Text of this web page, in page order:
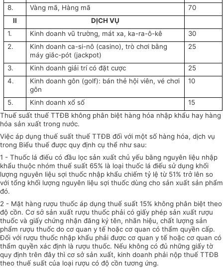
8.
Vàng mã, Hàng mã
70
II
DỊCH VỤ
1.
Kinh doanh vũ trường, mát xa, ka-ra-ô-kê
30
2.
Kinh doanh ca-si-nô (casino), trò chơi bằng
máy giắc-pót (jackpot)
25
3. Kinh doanh giải trí có đặt cược
25
4.
Kinh doanh gôn (golf): bán thẻ hội viên, vé chơi
gôn
10
5. Kinh doanh xổ số
15
Thuế suất thuế TTĐB không phân biệt hàng hóa nhập khẩu hay hàng
hóa sản xuất trong nước.
Việc áp dụng thuế suất thuế TTĐB đối với một số hàng hóa, dịch vụ
trong Biểu thuế được quy định cụ thể như sau:
1 - Thuốc lá điếu có đầu lọc sản xuất chủ yếu bằng nguyên liệu nhập
khẩu thuộc nhóm thuế suất 65% là loại thuốc lá điếu sử dụng khối
lượng nguyên liệu sợi thuốc nhập khẩu chiếm tỷ lệ từ 51% trở lên so
với tổng khối lượng nguyên liệu sợi thuốc dùng cho sản xuất sản phẩm
đó.
2 - Mặt hàng rượu thuốc áp dụng thuế suất 15% không phân biệt theo
độ cồn. Cơ sở sản xuất rượu thuốc phải có giấy phép sản xuất rượu
thuốc và giấy chứng nhận đăng ký tên, nhãn hiệu, chất lượng sản
phẩm rượu thuốc do cơ quan y tế hoặc cơ quan có thẩm quyền cấp.
Đối với rượu thuốc nhập khẩu phải được cơ quan y tế hoặc cơ quan có
thẩm quyền xác định là rượu thuốc. Nếu không có đủ những giấy tờ
quy định trên đây thì cơ sở sản xuất, kinh doanh phải nộp thuế TTĐB
theo thuế suất của loại rượu có độ cồn tương ứng.